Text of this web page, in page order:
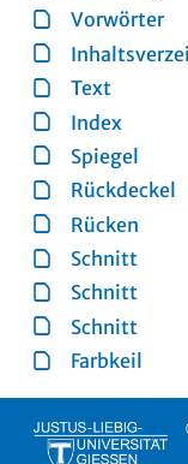
Vorwörter
Text
Index
Spiegel
Rückdeckel
Rücken
Schnitt
Schnitt
Schnitt
Farbkeil